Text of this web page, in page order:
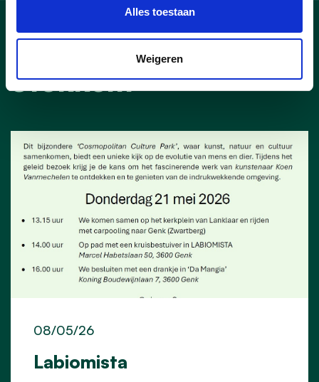
Alles toestaan
Weigeren
Nieuws in Dilsen-
Stokkem
Labiomista
08/05/26